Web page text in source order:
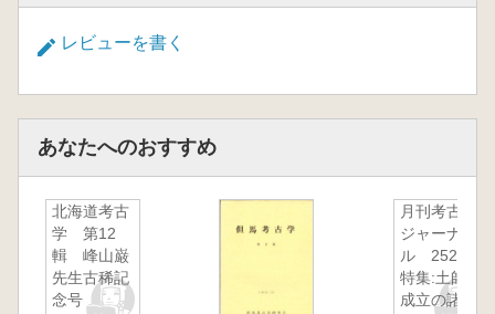
レビューを書く
あなたへのおすすめ
北海道考古
学 第12
輯 峰山巌
先生古稀記
念号
月刊考古学
ジャーナ
ル 252
特集:土師器
成立の諸相